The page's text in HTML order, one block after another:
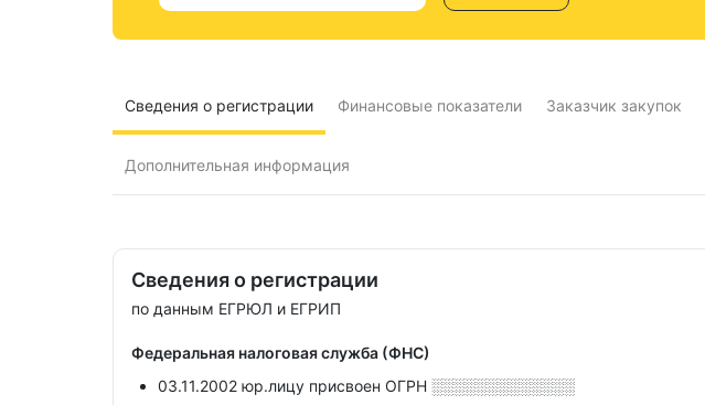
Сведения о регистрации Финансовые показатели Заказчик закупок
Дополнительная информация
Сведения о регистрации
по данным ЕГРЮЛ и ЕГРИП
Федеральная налоговая служба (ФНС)
03.11.2002 юр.лицу присвоен ОГРН ░░░░░░░░░░░░░